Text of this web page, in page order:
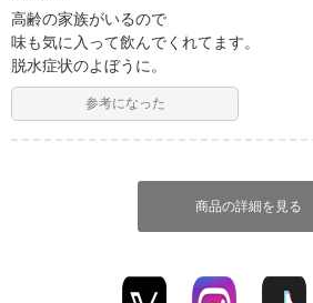
高齢の家族がいるので
味も気に入って飲んでくれてます。
脱水症状のよぼうに。
参考になった
商品の詳細を見る